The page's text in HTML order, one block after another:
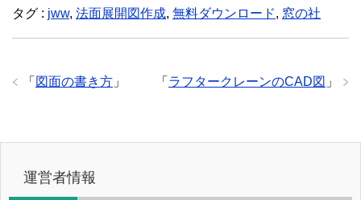
タグ : jww, 法面展開図作成, 無料ダウンロード, 窓の社
「 ラフタークレーンのCAD図 」
「 図面の書き方 」
運営者情報